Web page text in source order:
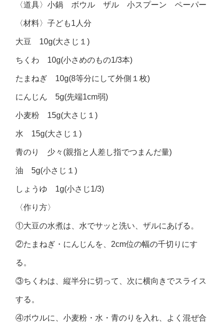
〈道具〉小鍋 ボウル ザル 小スプーン ペーパー
〈材料〉子ども1人分
大豆 10g(大さじ１)
ちくわ 10g(小さめのもの1/3本)
たまねぎ 10g(8等分にして外側１枚)
にんじん 5g(先端1cm弱)
小麦粉 15g(大さじ１)
水 15g(大さじ１)
青のり 少々(親指と人差し指でつまんだ量)
油 5g(小さじ１)
しょうゆ 1g(小さじ1/3)
〈作り方〉
①大豆の水煮は、水でサッと洗い、ザルにあげる。
②たまねぎ・にんじんを、2cm位の幅の千切りにす
る。
③ちくわは、縦半分に切って、次に横向きでスライス
する。
④ボウルに、小麦粉・水・青のりを入れ、よく混ぜ合